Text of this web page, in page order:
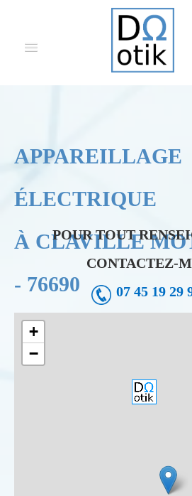
APPAREILLAGE
ÉLECTRIQUE
À CLAVILLE
- 76690
POUR TOUT
CONTACTEZ-
07 45 19 29
+
−